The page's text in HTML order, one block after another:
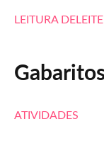
LEITURA
ATIVIDADES